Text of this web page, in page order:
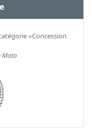
«Concession
Moto